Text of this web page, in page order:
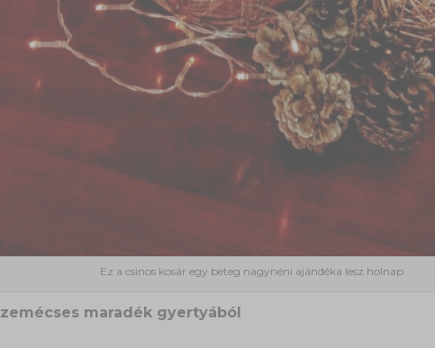
Ez a csinos kosár egy beteg nagynéni ajándéka lesz holnap
maradék gyertyából